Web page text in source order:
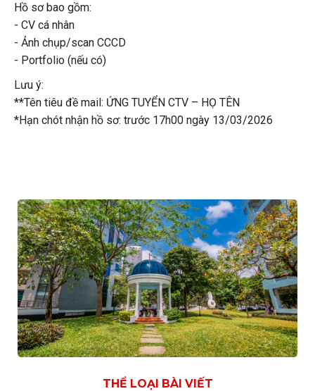
Hồ sơ bao gồm:
- CV cá nhân
- Ảnh chụp/scan CCCD
- Portfolio (nếu có)
Lưu ý:
**Tên tiêu đề mail: ỨNG TUYỂN CTV – HỌ TÊN
*Hạn chót nhận hồ sơ: trước 17h00 ngày 13/03/2026
THỂ LOẠI BÀI VIẾT